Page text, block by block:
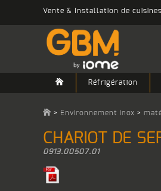
Vente & Installation de
Réfrigération
> Environnement inox >
CHARIOT DE
0913.00507.01